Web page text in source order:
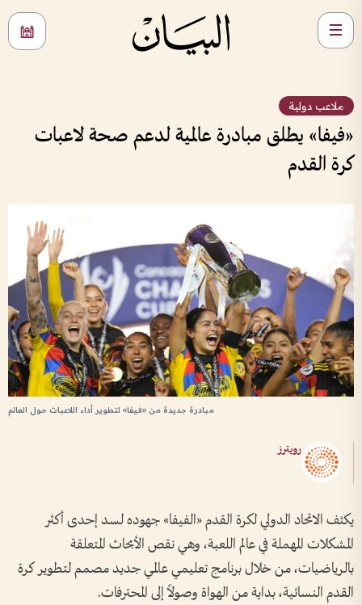
ملاعب دولية
«فيفا» يطلق مبادرة عالمية لدعم صحة لاعبات
كرة القدم
مبادرة جديدة من «فيفا» لتطوير أداء اللاعبات حول العالم
رويترز
يكثف الاتحاد الدولي لكرة القدم «الفيفا» جهوده لسد إحدى أكثر
المشكلات المهملة في عالم اللعبة، وهي نقص الأبحاث المتعلقة
بالرياضيات، من خلال برنامج تعليمي عالمي جديد مصمم لتطوير كرة
القدم النسائية، بداية من الهواة وصولاً إلى المحترفات.